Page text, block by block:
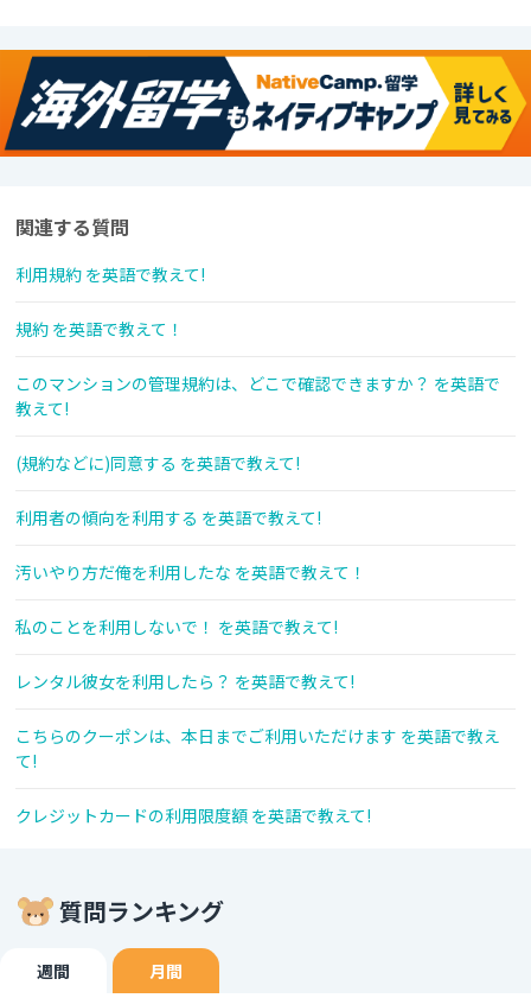
関連する質問
利用規約 を英語で教えて!
規約 を英語で教えて！
このマンションの管理規約は、どこで確認できますか？ を英語で
教えて!
(規約などに)同意する を英語で教えて!
利用者の傾向を利用する を英語で教えて!
汚いやり方だ俺を利用したな を英語で教えて！
私のことを利用しないで！ を英語で教えて!
レンタル彼女を利用したら？ を英語で教えて!
こちらのクーポンは、本日までご利用いただけます を英語で教え
て!
クレジットカードの利用限度額 を英語で教えて!
質問ランキング
週間 月間